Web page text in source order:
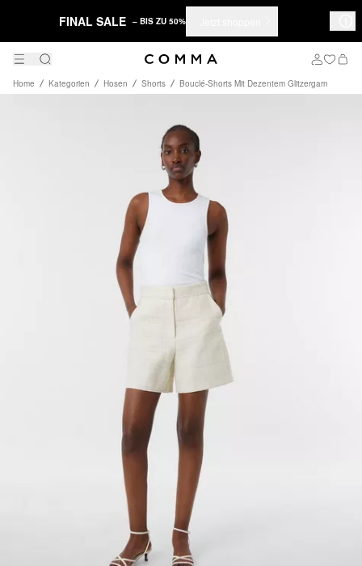
FINAL SALE – BIS ZU 50%
Home Kategorien Hosen Shorts Bouclé-Shorts Mit Dezentem Glitzergarn